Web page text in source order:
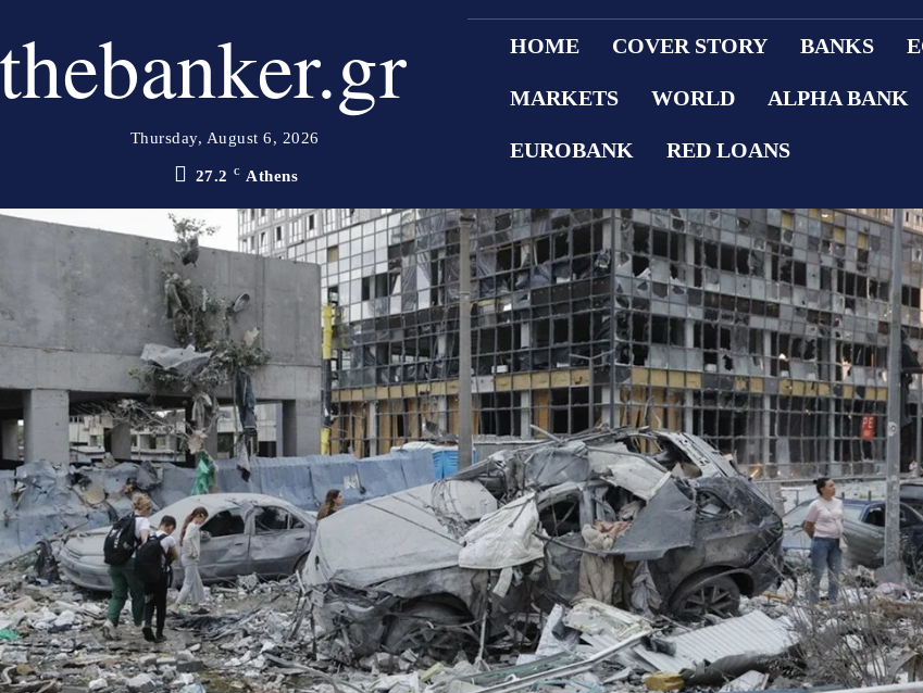
thebanker.gr
Thursday, August 6, 2026
27.2 C Athens
HOME COVER STORY BANKS
MARKETS WORLD ALPHA BANK
EUROBANK RED LOANS